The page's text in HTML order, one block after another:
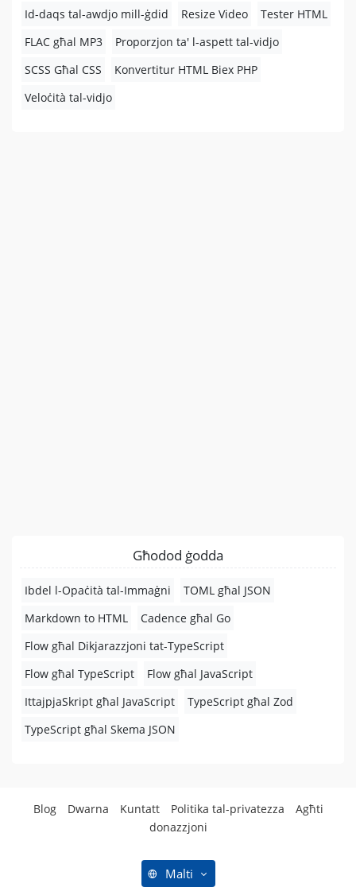
Id-daqs tal-awdjo mill-ġdid
Resize Video
Tester HTML
FLAC għal MP3
Proporzjon ta' l-aspett tal-vidjo
SCSS Għal CSS
Konvertitur HTML Biex PHP
Veloċità tal-vidjo
Għodod ġodda
Ibdel l-Opaċità tal-Immaġni
TOML għal JSON
Markdown to HTML
Cadence għal Go
Flow għal Dikjarazzjoni tat-TypeScript
Flow għal TypeScript
Flow għal JavaScript
IttajpjaSkript għal JavaScript
TypeScript għal Zod
TypeScript għal Skema JSON
Blog Dwarna Kuntatt Politika tal-privatezza
Agħti
donazzjoni
Malti